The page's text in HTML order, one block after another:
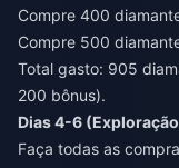
Compre 400
Compre 500
Total gasto: 905
200 bônus).
Dias 4-6
Faça todas as